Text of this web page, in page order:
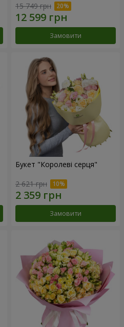
15 749 грн
Замовити
Букет "Королеві серця"
2 621 грн
Замовити